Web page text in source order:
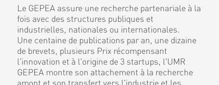
Le GEPEA assure une recherche partenariale à la
fois avec des structures publiques et
industrielles, nationales ou internationales.
Une centaine de publications par an, une dizaine
de brevets, plusieurs Prix récompensant
l'innovation et à l'origine de 3 startups, l'UMR
GEPEA montre son attachement à la recherche
amont et son transfert vers l'industrie et les